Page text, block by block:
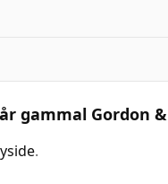
gammal Gordon
.